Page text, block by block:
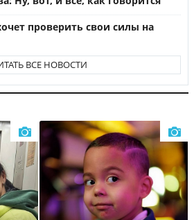
проверить свои силы на
ВСЕ НОВОСТИ